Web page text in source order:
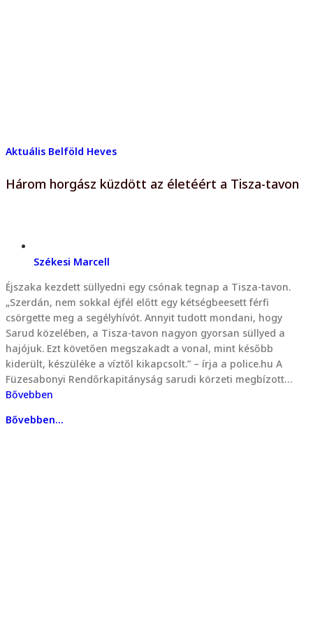
Aktuális Belföld Heves
Három horgász küzdött az életéért a Tisza-tavon
Székesi Marcell
Éjszaka kezdett süllyedni egy csónak tegnap a Tisza-tavon.
„Szerdán, nem sokkal éjfél előtt egy kétségbeesett férfi
csörgette meg a segélyhívót. Annyit tudott mondani, hogy
Sarud közelében, a Tisza-tavon nagyon gyorsan süllyed a
hajójuk. Ezt követően megszakadt a vonal, mint később
kiderült, készüléke a víztől kikapcsolt.” – írja a police.hu A
Füzesabonyi Rendőrkapitányság sarudi körzeti megbízott…
Bővebben
Bővebben...